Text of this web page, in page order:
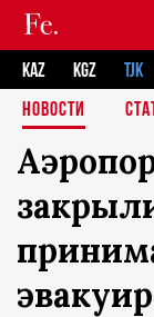
KAZ KGZ TJK
НОВОСТИ